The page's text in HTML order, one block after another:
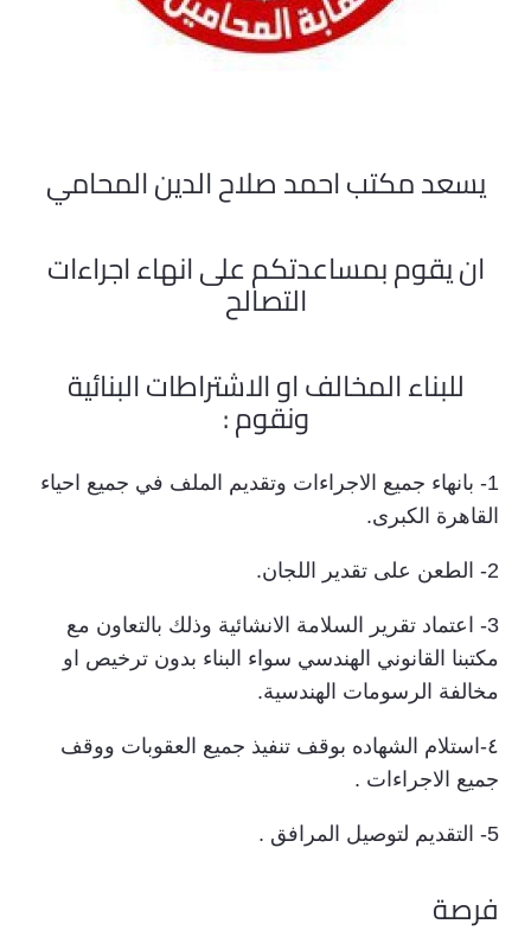
يسعد مكتب احمد صلاح الدين المحامي
ان يقوم بمساعدتكم على انهاء اجراءات
التصالح
للبناء المخالف او الاشتراطات البنائية
ونقوم :
1- بانهاء جميع الاجراءات وتقديم الملف في جميع احياء
القاهرة الكبرى.
2- الطعن على تقدير اللجان.
3- اعتماد تقرير السلامة الانشائية وذلك بالتعاون مع
مكتبنا القانوني الهندسي سواء البناء بدون ترخيص او
مخالفة الرسومات الهندسية.
٤-استلام الشهاده بوقف تنفيذ جميع العقوبات ووقف
جميع الاجراءات .
5- التقديم لتوصيل المرافق .
فرصة